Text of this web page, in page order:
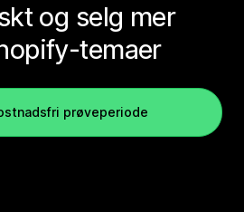
og selg mer
temaer
prøveperiode